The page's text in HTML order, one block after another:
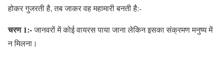
होकर गुजरती है, तब जाकर वह महामारी बनती है:-
चरण1:-जानवरों में कोई वायरस पाया जाना लेकिन इसका संक्रमण मनुष्य में
न मिलना।